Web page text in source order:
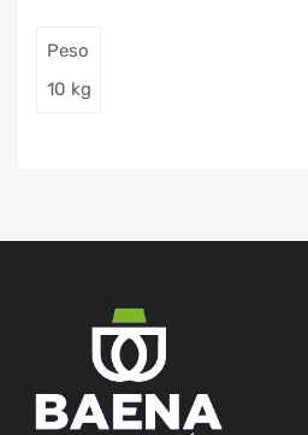
Peso
10 kg